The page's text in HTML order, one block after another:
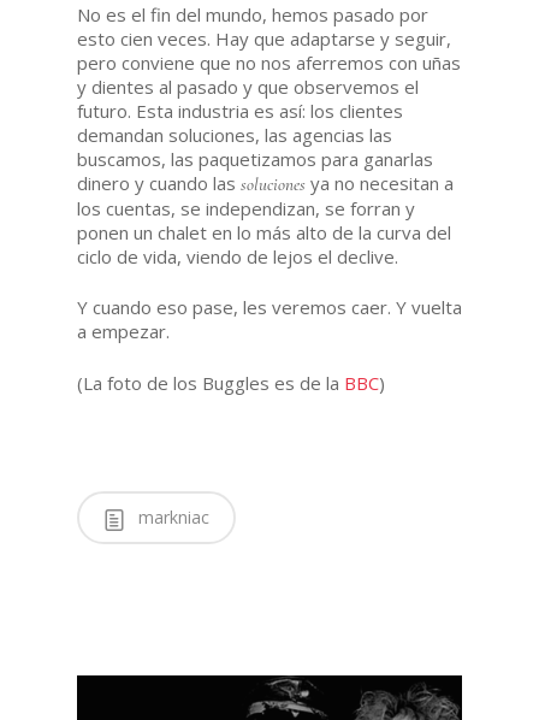
No es el fin del mundo, hemos pasado por
esto cien veces. Hay que adaptarse y seguir,
pero conviene que no nos aferremos con uñas
y dientes al pasado y que observemos el
futuro. Esta industria es así: los clientes
demandan soluciones, las agencias las
buscamos, las paquetizamos para ganarlas
dinero y cuando las soluciones ya no necesitan a
los cuentas, se independizan, se forran y
ponen un chalet en lo más alto de la curva del
ciclo de vida, viendo de lejos el declive.
Y cuando eso pase, les veremos caer. Y vuelta
a empezar.
(La foto de los Buggles es de la BBC)
markniac